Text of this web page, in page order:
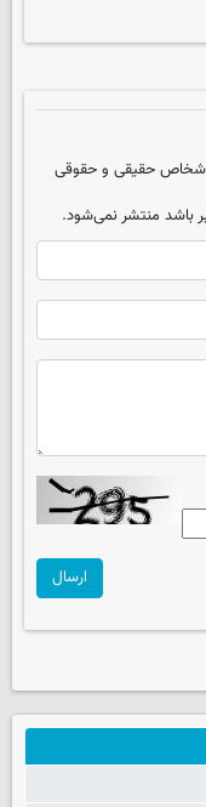
اشخاص حقیقی و حقوقی
باشد منتشر نمی‌شود.
ارسال